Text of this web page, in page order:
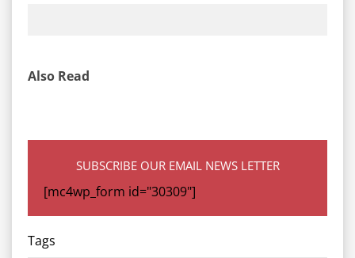
Also Read
SUBSCRIBE OUR EMAIL NEWS LETTER
[mc4wp_form id="30309"]
Tags